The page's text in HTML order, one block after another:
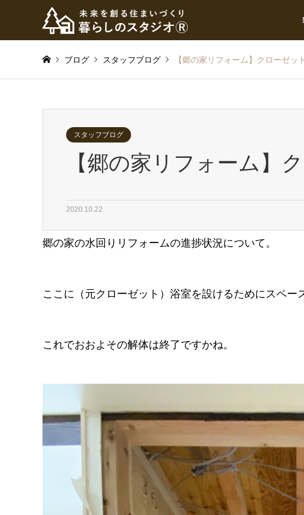
ブログ スタッフブログ 【郷の家リフォーム】クローゼッ
スタッフブログ
【郷の家リフォーム】
2020.10.22
郷の家の水回りリフォームの進捗状況について。
ここに（元クローゼット）浴室を設けるためにスペー
これでおおよその解体は終了ですかね。